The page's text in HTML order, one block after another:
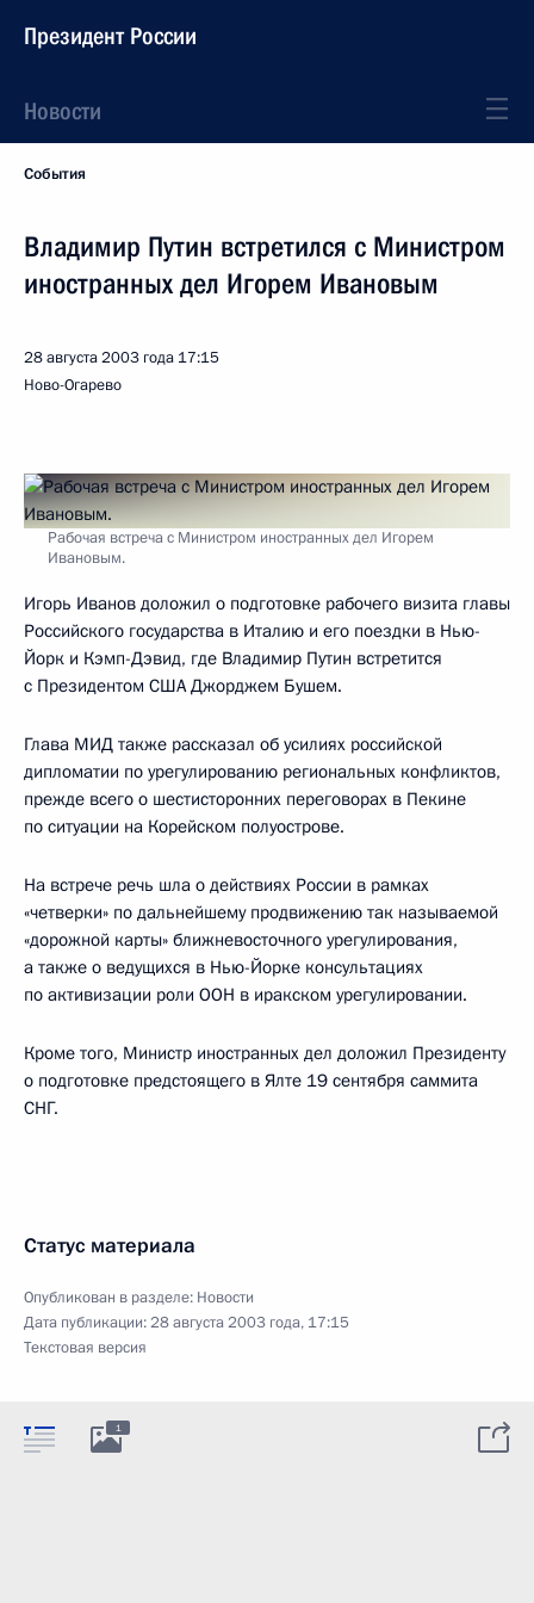
Президент России
Новости
События
Владимир Путин встретился с Министром
иностранных дел Игорем Ивановым
28 августа 2003 года 17:15
Ново-Огарево
Рабочая встреча с Министром иностранных дел Игорем
Ивановым.
Игорь Иванов доложил о подготовке рабочего визита главы
Российского государства в Италию и его поездки в Нью-
Йорк и Кэмп-Дэвид, где Владимир Путин встретится
с Президентом США Джорджем Бушем.
Глава МИД также рассказал об усилиях российской
дипломатии по урегулированию региональных конфликтов,
прежде всего о шестисторонних переговорах в Пекине
по ситуации на Корейском полуострове.
На встрече речь шла о действиях России в рамках
«четверки» по дальнейшему продвижению так называемой
«дорожной карты» ближневосточного урегулирования,
а также о ведущихся в Нью-Йорке консультациях
по активизации роли ООН в иракском урегулировании.
Кроме того, Министр иностранных дел доложил Президенту
о подготовке предстоящего в Ялте 19 сентября саммита
СНГ.
Статус материала
Опубликован в разделе: Новости
Дата публикации:28 августа 2003 года, 17:15
Текстовая версия
1